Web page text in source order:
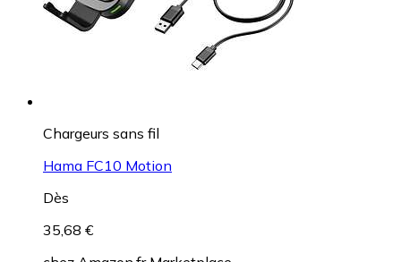
Chargeurs sans fil
Hama FC10 Motion
Dès
35,68 €